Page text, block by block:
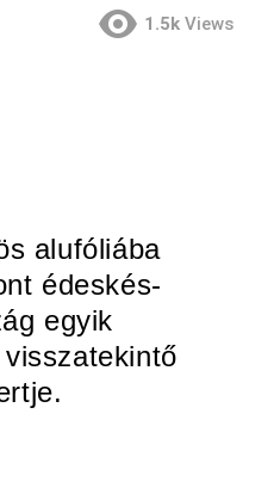
1.5k Views
alufóliába
édeskés-
egyik